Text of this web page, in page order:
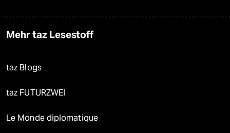
Mehr taz Lesestoff
taz Blogs
taz FUTURZWEI
Le Monde diplomatique